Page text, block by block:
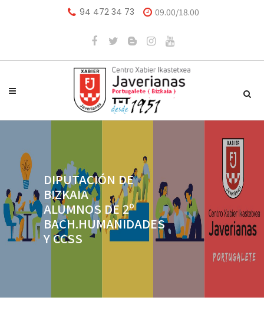
94 472 34 73 09.00/18.00
DIPUTACIÓN DE
BIZKAIA
ALUMNOS DE 2º
BACH.HUMANIDADES
Y CCSS